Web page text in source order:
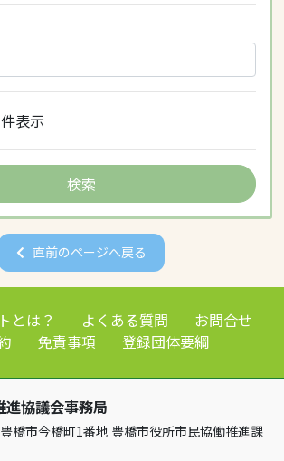
件表示
直前のページへ戻る
とは？ よくある質問
お問合せ
免責事項 登録団体要綱
進協議会事務局
橋市今橋町1番地 豊橋市役所市民協働推進課